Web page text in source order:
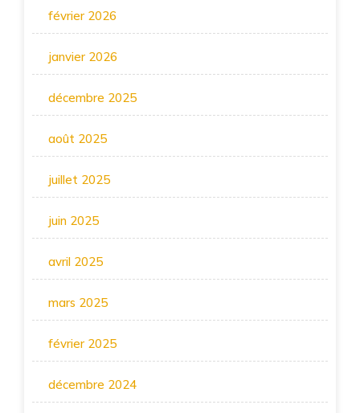
février 2026
janvier 2026
décembre 2025
août 2025
juillet 2025
juin 2025
avril 2025
mars 2025
février 2025
décembre 2024